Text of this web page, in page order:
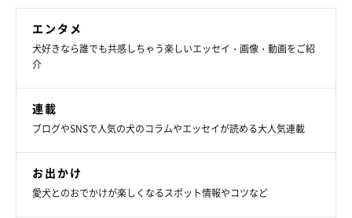
エンタメ
犬好きなら誰でも共感しちゃう楽しいエッセイ・画像・動画をご紹
介
連載
ブログやSNSで人気の犬のコラムやエッセイが読める大人気連載
お出かけ
愛犬とのおでかけが楽しくなるスポット情報やコツなど